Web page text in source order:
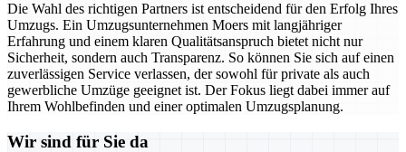
Die Wahl des richtigen Partners ist entscheidend für den Erfolg Ihres
Umzugs. Ein Umzugsunternehmen Moers mit langjähriger
Erfahrung und einem klaren Qualitätsanspruch bietet nicht nur
Sicherheit, sondern auch Transparenz. So können Sie sich auf einen
zuverlässigen Service verlassen, der sowohl für private als auch
gewerbliche Umzüge geeignet ist. Der Fokus liegt dabei immer auf
Ihrem Wohlbefinden und einer optimalen Umzugsplanung.
Wir sind für Sie da